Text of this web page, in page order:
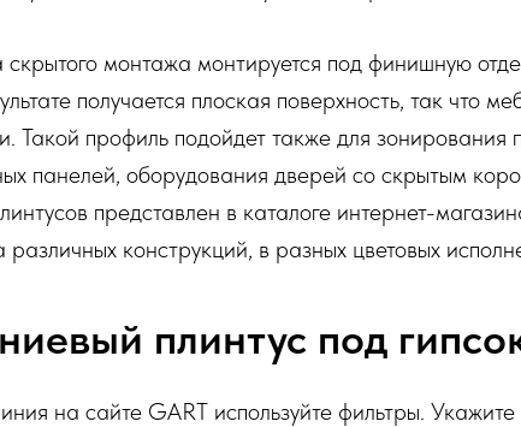
монтажа монтируется под финишную
получается плоская поверхность, так что
Такой профиль подойдет также для
панелей, оборудования дверей со скрытым
представлен в каталоге интернет-
конструкций, в разных цветовых
плинтус под
на сайте GART используйте фильтры.